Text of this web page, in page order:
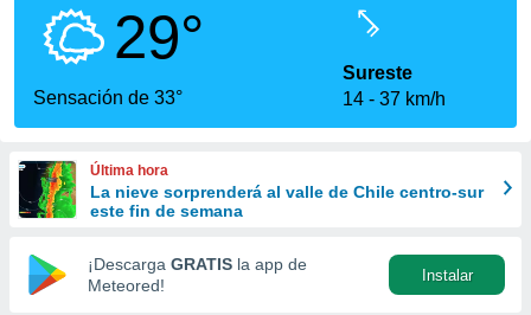
que se
calidad.
a este
las
y
forma
digital
basada
29°
Sensación de 33°
Sureste
14
37 km/h
Última hora
La nieve sorprenderá al valle de Chile centro-sur
este fin de semana
¡Descarga GRATIS la app de
Meteored!
Instalar